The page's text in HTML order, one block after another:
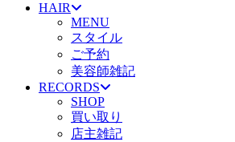
HAIR
MENU
スタイル
ご予約
美容師雑記
RECORDS
SHOP
買い取り
店主雑記